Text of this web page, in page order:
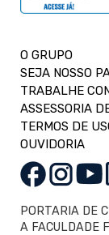
O GRUPO
SEJA NOSSO
TRABALHE
ASSESSORIA
TERMOS DE
OUVIDORIA
PORTARIA DE
A FACULDADE